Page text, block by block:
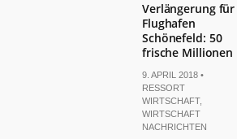
Verlängerung für
Flughafen
Schönefeld: 50
frische Millionen
9. APRIL 2018 •
RESSORT
WIRTSCHAFT,
WIRTSCHAFT
NACHRICHTEN